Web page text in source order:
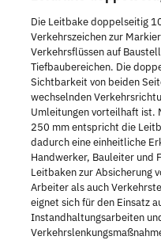
Die Leitbake doppelseitig
Verkehrszeichen zur
Verkehrsflüssen auf
Tiefbaubereichen. Die
Sichtbarkeit von beiden
wechselnden
Umleitungen vorteilhaft ist.
250 mm entspricht die
dadurch eine einheitliche
Handwerker, Bauleiter und
Leitbaken zur Absicherung
Arbeiter als auch
eignet sich für den Einsatz
Instandhaltungsarbeiten